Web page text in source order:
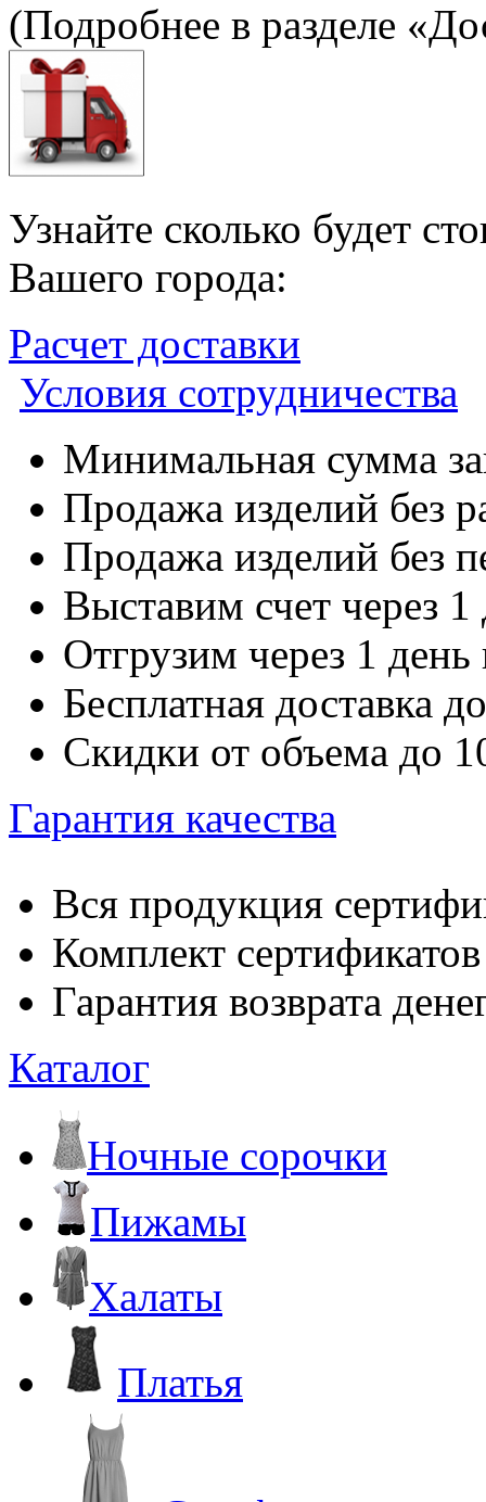
(Подробнее в разделе
Узнайте сколько будет
Вашего города:
Расчет доставки
Условия сотрудничества
Минимальная сумма
Продажа изделий без
Продажа изделий без
Выставим счет через 1
Отгрузим через 1
Бесплатная доставка
Скидки от объема до
Гарантия качества
Вся продукция
Комплект
Гарантия возврата
Каталог
Ночные сорочки
Пижамы
Халаты
Платья